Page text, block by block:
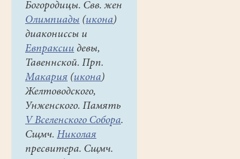
Богородицы. Свв. жен
Олимпиады (икона)
диакониссы и
Евпраксии девы,
Тавеннской. Прп.
Макария (икона)
Желтоводского,
Унженского. Память
V Вселенского Собора.
Сщмч. Николая
пресвитера. Сщмч.